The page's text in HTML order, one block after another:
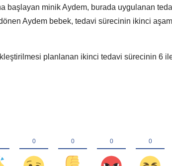
başlayan minik Aydem, burada uygulanan
Aydem bebek, tedavi sürecinin ikinci
planlanan ikinci tedavi sürecinin 6